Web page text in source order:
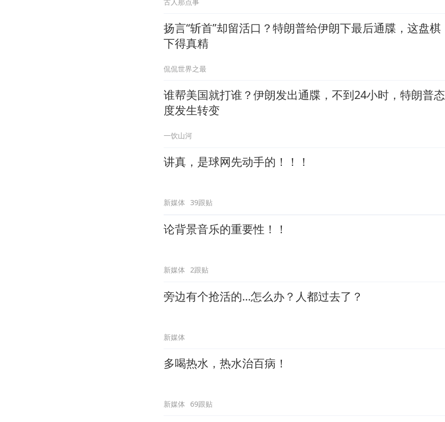
扬言“斩首”却留活口？特朗普给伊朗下最后通牒，这盘棋
下得真精
侃侃世界之最
谁帮美国就打谁？伊朗发出通牒，不到24小时，特朗普态
度发生转变
一饮山河
讲真，是球网先动手的！！！
新媒体 39跟贴
论背景音乐的重要性！！
新媒体 2跟贴
旁边有个抢活的…怎么办？人都过去了？
新媒体
多喝热水，热水治百病！
新媒体 69跟贴